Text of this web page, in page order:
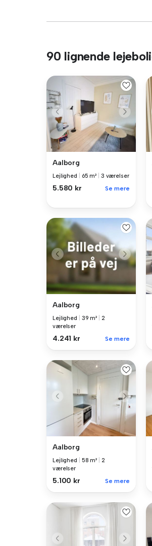
90 lignende
Aalborg
Lejlighed 65 m² 3 værelser
5.580 kr Se mere
Aalborg
Lejlighed 39 m²
2
værelser
4.241 kr Se mere
Aalborg
Lejlighed 58 m²
2
værelser
5.100 kr Se mere